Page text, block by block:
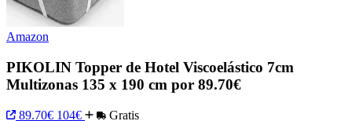
Amazon
PIKOLIN Topper de Hotel Viscoelástico 7cm
Multizonas 135 x 190 cm por 89.70€
89.70€ 104€ Gratis